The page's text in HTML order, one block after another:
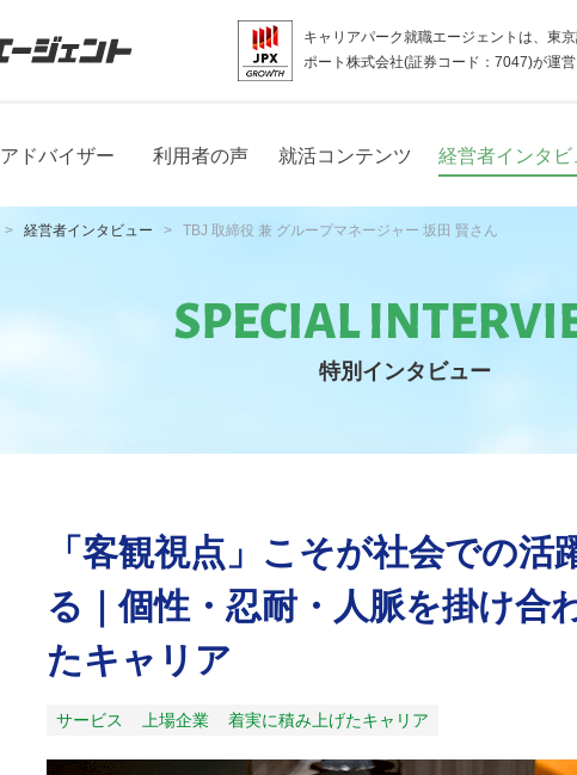
キャリアパーク就職エージェントは、東
ポート株式会社(証券コード：7047)が運営
アドバイザー 利用者の声 就活コンテンツ 経営者インタビ
経営者インタビュー TBJ 取締役 兼 グループマネージャー 坂田 賢さん
特別インタビュー
「客観視点」こそが社会での活
る｜個性・忍耐・人脈を掛け合
たキャリア
サービス 上場企業 着実に積み上げたキャリア